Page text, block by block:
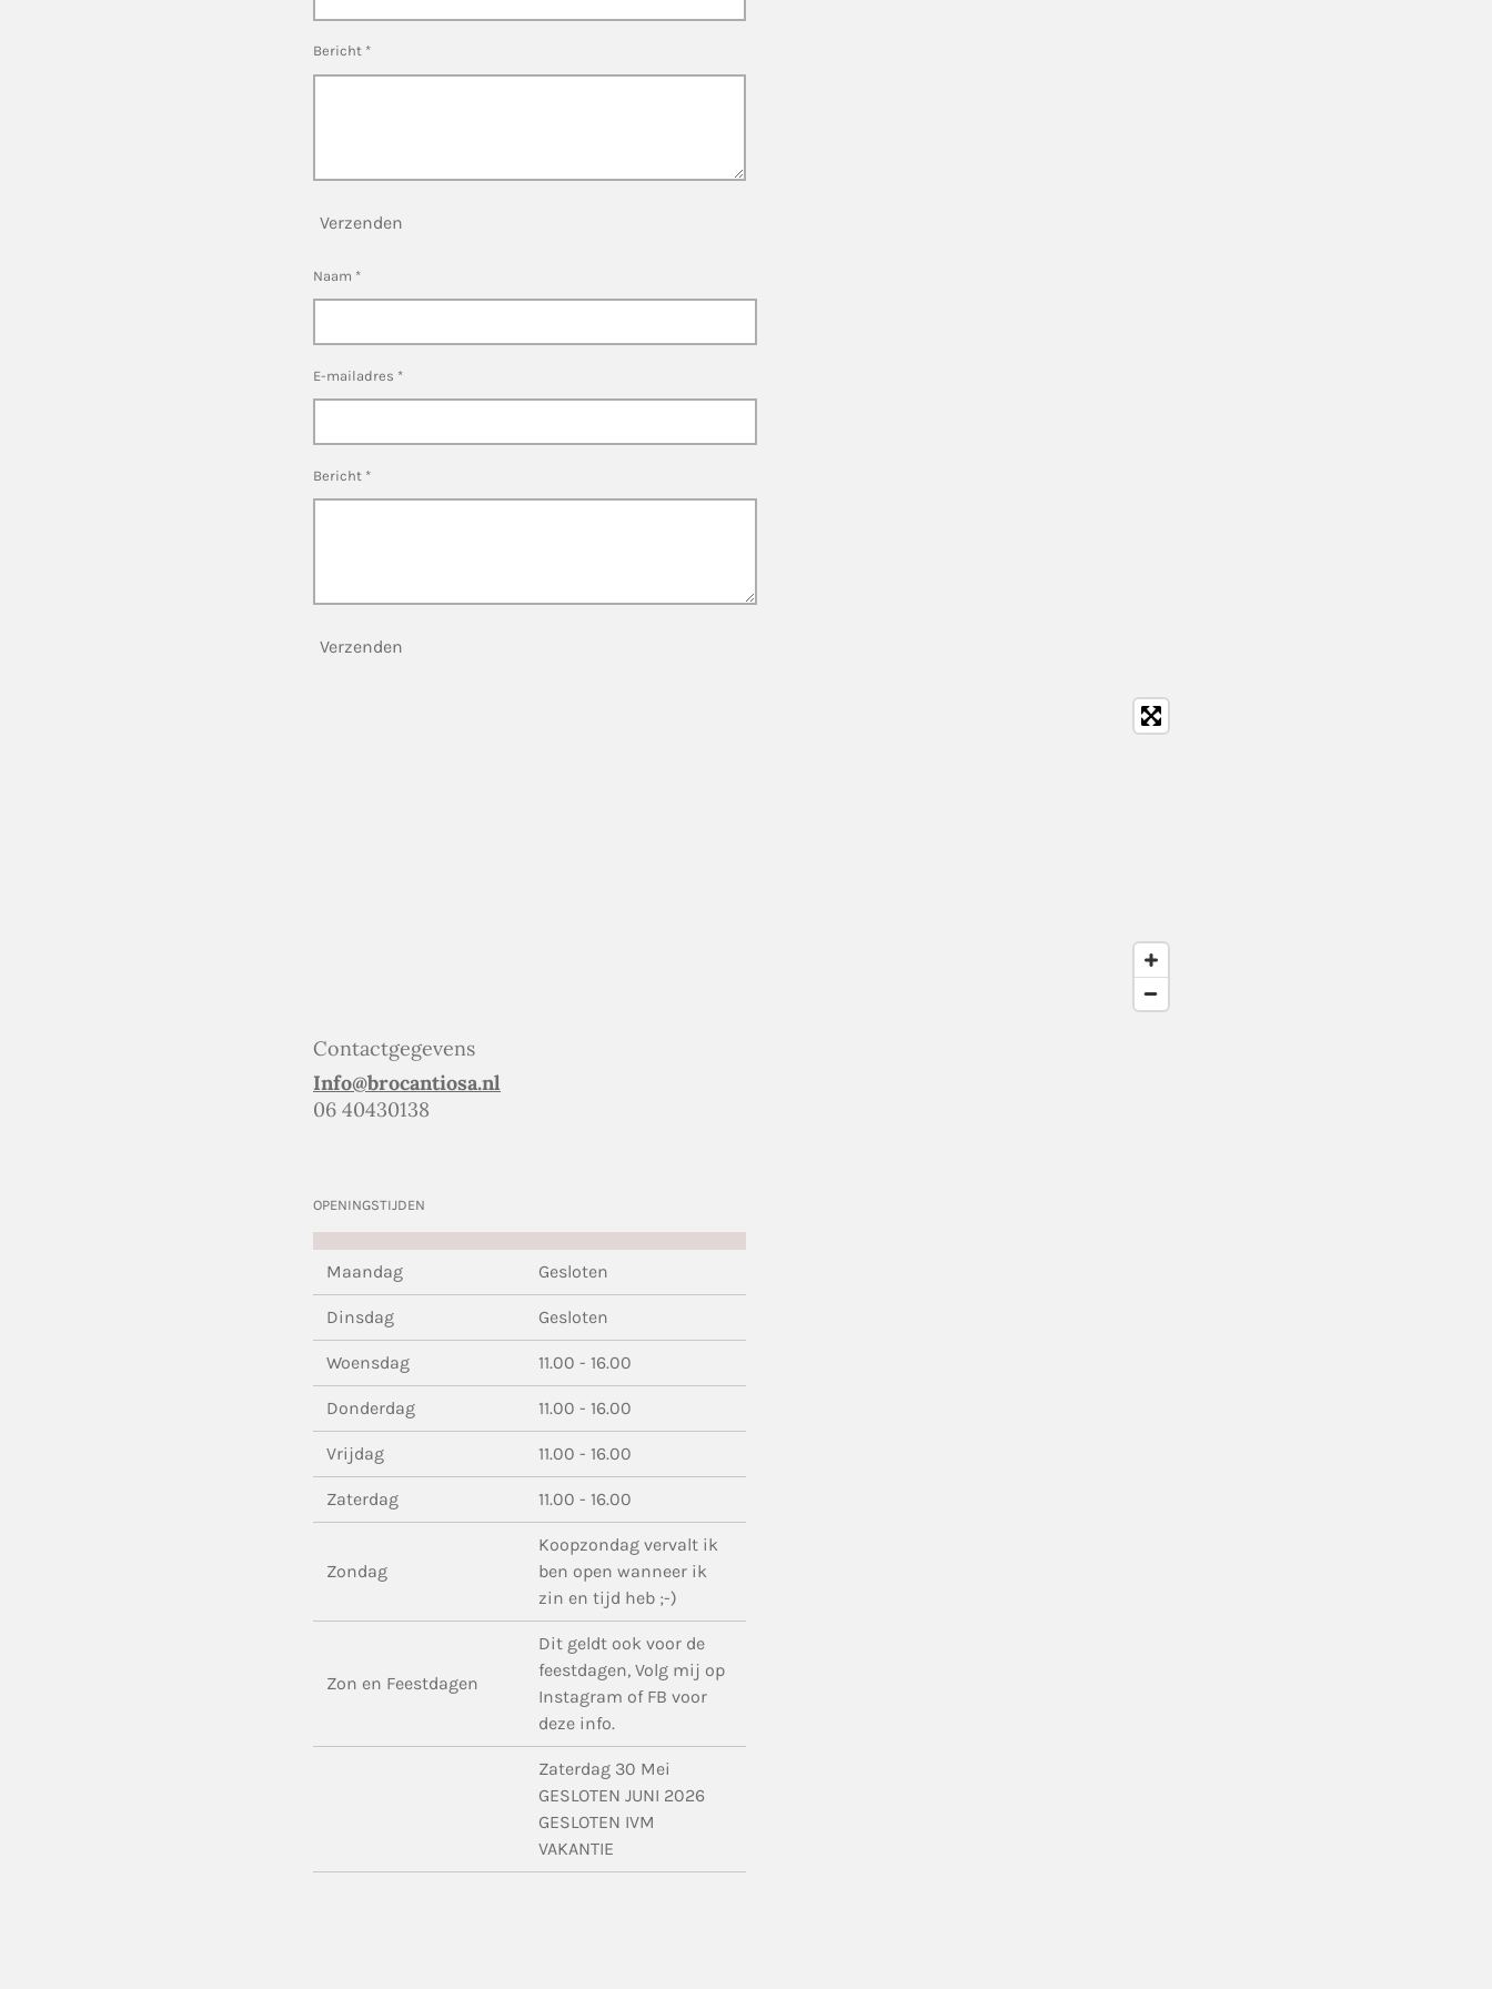
Bericht *
Verzenden
Naam *
E-mailadres *
Bericht *
Verzenden
Contactgegevens
Info@brocantiosa.nl
06 40430138
OPENINGSTIJDEN
Maandag Gesloten
Dinsdag Gesloten
Woensdag 11.00 - 16.00
Donderdag 11.00 - 16.00
Vrijdag 11.00 - 16.00
Zaterdag 11.00 - 16.00
Zondag
Koopzondag vervalt ik
ben open wanneer ik
zin en tijd heb ;-)
Zon en Feestdagen
Dit geldt ook voor de
feestdagen, Volg mij op
Instagram of FB voor
deze info.
Zaterdag 30 Mei
GESLOTEN JUNI 2026
GESLOTEN IVM
VAKANTIE